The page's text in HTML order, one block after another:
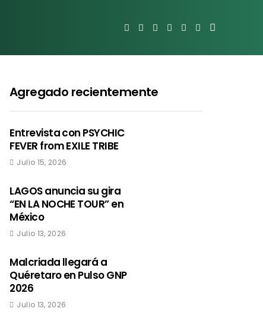
Agregado recientemente
Entrevista con PSYCHIC
FEVER from EXILE TRIBE
Julio 15, 2026
LAGOS anuncia su gira
“EN LA NOCHE TOUR” en
México
Julio 13, 2026
Malcriada llegará a
Quéretaro en Pulso GNP
2026
Julio 13, 2026